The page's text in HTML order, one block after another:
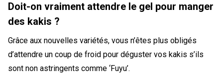
Doit-on vraiment attendre le gel pour manger
des kakis ?
Grâce aux nouvelles variétés, vous n’êtes plus obligés
d’attendre un coup de froid pour déguster vos kakis s’ils
sont non astringents comme ‘Fuyu’.